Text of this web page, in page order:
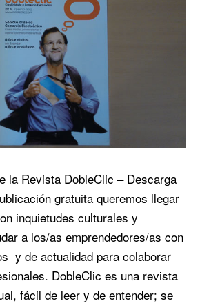
la Revista DobleClic – Descarga
gratuita queremos llegar
inquietudes culturales y
a los/as emprendedores/as con
y de actualidad para colaborar
DobleClic es una revista
fácil de leer y de entender; se